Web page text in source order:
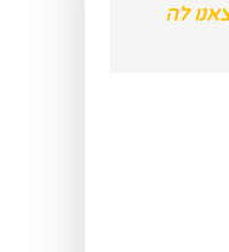
לה